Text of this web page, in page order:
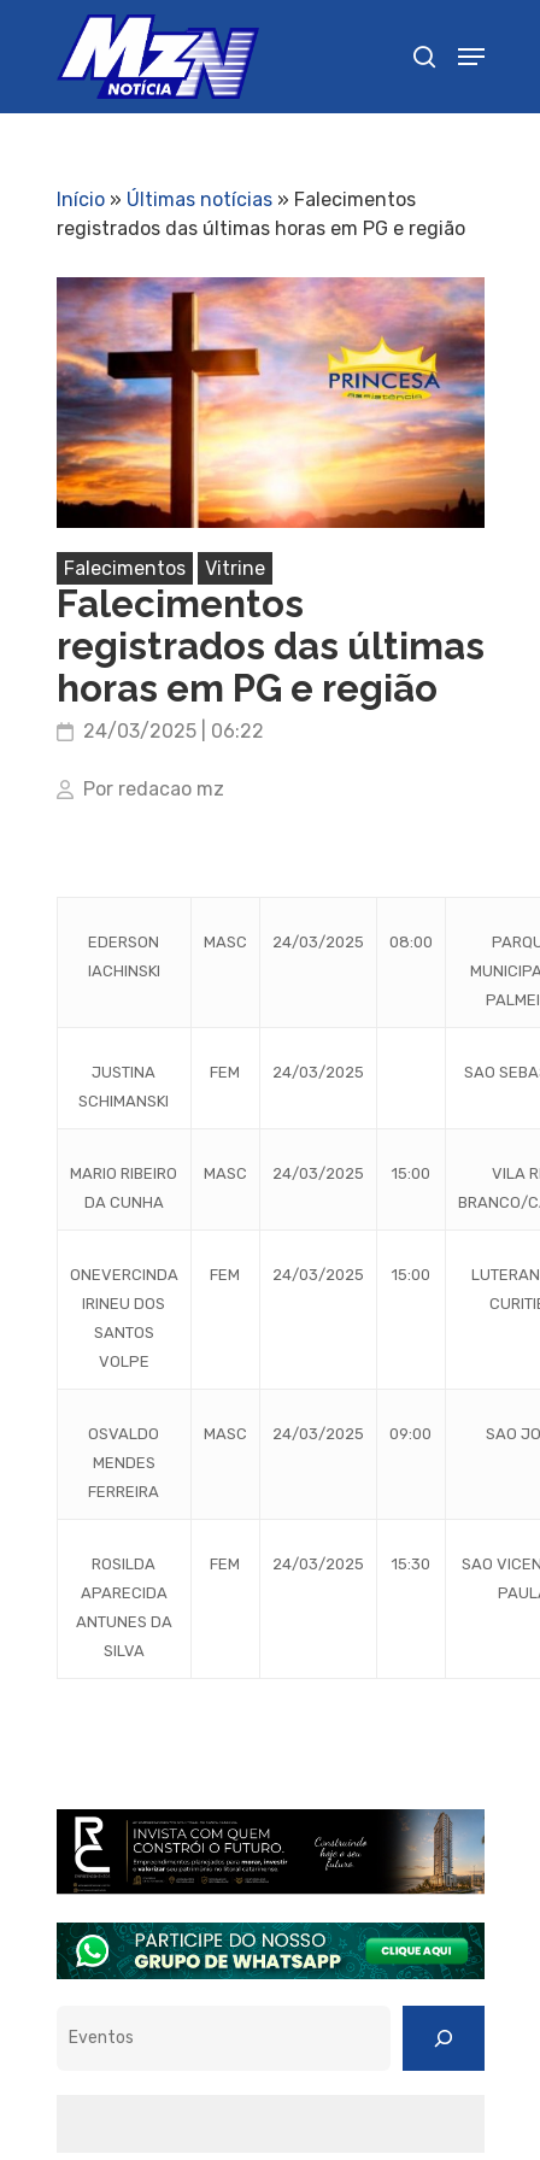
Início» Últimas notícias» Falecimentos
registrados das últimas horas em PG e região
Falecimentos Vitrine
Falecimentos
registrados das últimas
horas em PG e região
24/03/2025 | 06:22
Por redacao mz
EDERSON
IACHINSKI
MASC 24/03/2025 08:00
JUSTINA
SCHIMANSKI
FEM 24/03/2025 SAO
MARIO RIBEIRO
DA CUNHA
MASC 24/03/2025 15:00
VILA
BRANCO/
ONEVERCINDA
IRINEU DOS
SANTOS
VOLPE
FEM 24/03/2025 15:00
OSVALDO
MENDES
FERREIRA
MASC 24/03/2025 09:00 SAO
ROSILDA
APARECIDA
ANTUNES DA
SILVA
FEM 24/03/2025 15:30
SAO